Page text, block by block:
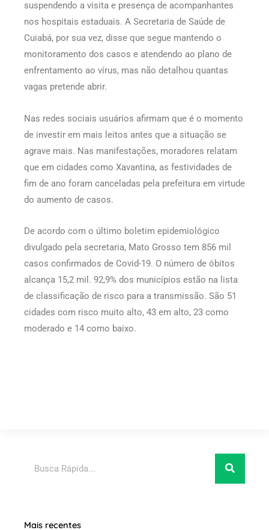
suspendendo a visita e presença de acompanhantes
nos hospitais estaduais. A Secretaria de Saúde de
Cuiabá, por sua vez, disse que segue mantendo o
monitoramento dos casos e atendendo ao plano de
enfrentamento ao vírus, mas não detalhou quantas
vagas pretende abrir.
Nas redes sociais usuários afirmam que é o momento
de investir em mais leitos antes que a situação se
agrave mais. Nas manifestações, moradores relatam
que em cidades como Xavantina, as festividades de
fim de ano foram canceladas pela prefeitura em virtude
do aumento de casos.
De acordo com o último boletim epidemiológico
divulgado pela secretaria, Mato Grosso tem 856 mil
casos confirmados de Covid-19. O número de óbitos
alcança 15,2 mil. 92,9% dos municípios estão na lista
de classificação de risco para a transmissão. São 51
cidades com risco muito alto, 43 em alto, 23 como
moderado e 14 como baixo.
Mais recentes